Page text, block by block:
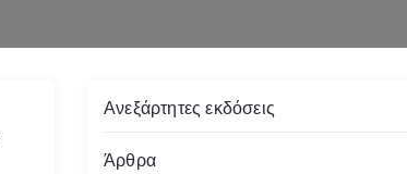
Ανεξάρτητες εκδόσεις
Άρθρα